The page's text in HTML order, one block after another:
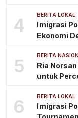
4 BERITA LOKAL
Imigrasi
Ekonomi
5 BERITA
Ria
untuk
6 BERITA LOKAL
Imigrasi